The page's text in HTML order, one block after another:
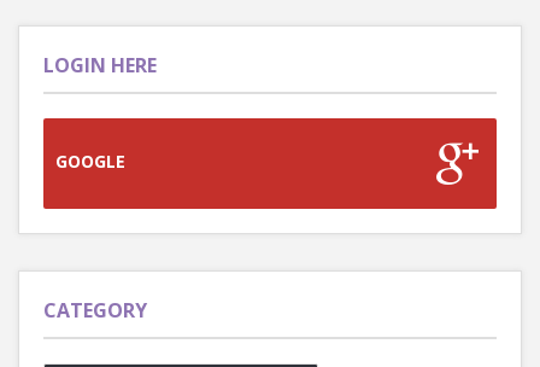
LOGIN HERE
GOOGLE
CATEGORY